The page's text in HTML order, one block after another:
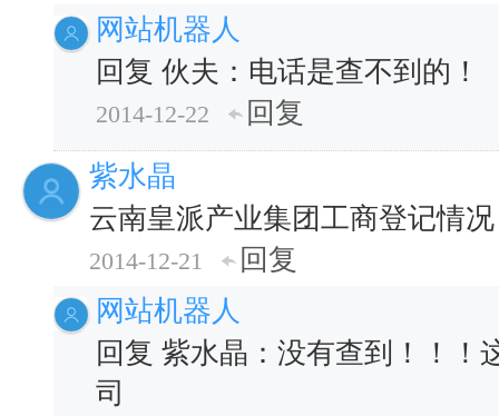
网站机器人
回复 伙夫：电话是查不到的！
2014-12-22
回复
紫水晶
云南皇派产业集团工商登记情况
2014-12-21
回复
网站机器人
回复 紫水晶：没有查到！！！
司